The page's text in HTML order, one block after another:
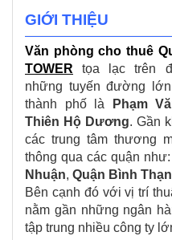
GIỚI THIỆU
Văn phòng cho thuê
TOWER tọa lạc trên
những tuyến đường
thành phố là
Phạm
Thiên Hộ Dương. Gần
các trung tâm thương
thông qua các quận như:
Nhuận, Quận Bình
Bên cạnh đó với vị trí
nằm gần những ngân
tập trung nhiều công ty